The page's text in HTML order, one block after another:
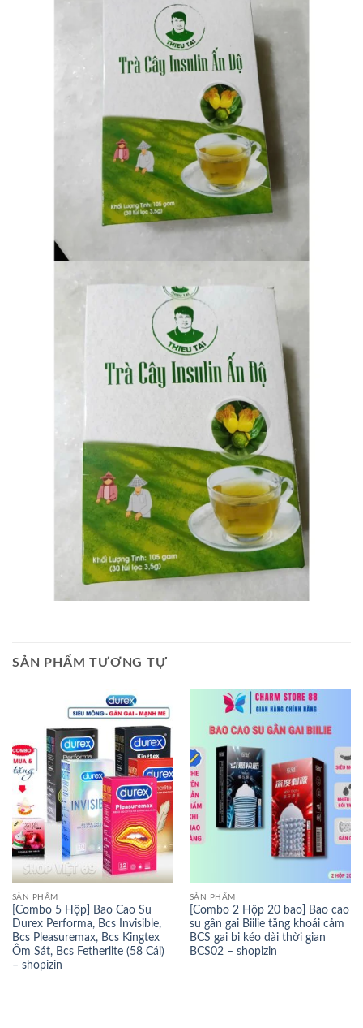
SẢN PHẨM TƯƠNG TỰ
SẢN PHẨM
[Combo 5 Hộp] Bao Cao Su
Durex Performa, Bcs Invisible,
Bcs Pleasuremax, Bcs Kingtex
Ôm Sát, Bcs Fetherlite (58 Cái)
– shopizin
SẢN PHẨM
[Combo 2 Hộp 20 bao] Bao cao
su gân gai Biilie tăng khoái cảm
BCS gai bi kéo dài thời gian
BCS02 – shopizin